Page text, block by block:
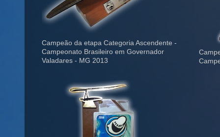
Campeão da etapa Categoria Ascendente -
Campeonato Brasileiro em Governador
Valadares - MG 2013